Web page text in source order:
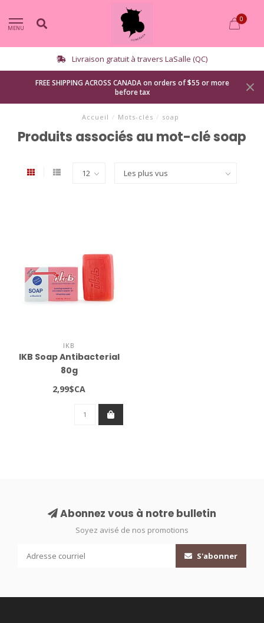
MENU
0
Livraison gratuit à travers LaSalle (QC)
FREE SHIPPING ACROSS CANADA on orders of $55 or more
before tax
Accueil / Mots-clés / soap
Produits associés au mot-clé soap
IKB
IKB Soap Antibacterial
80g
2,99$CA
Abonnez vous à notre bulletin
Soyez avisé de nos promotions
S'abonner